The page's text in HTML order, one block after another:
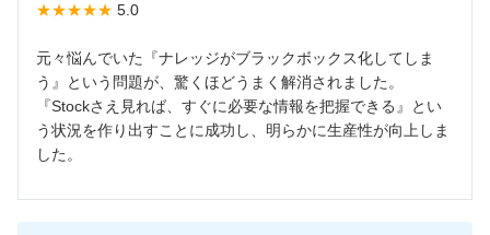
★★★★★ 5.0
元々悩んでいた『ナレッジがブラックボックス化してしま
う』という問題が、驚くほどうまく解消されました。
『Stockさえ見れば、すぐに必要な情報を把握できる』とい
う状況を作り出すことに成功し、明らかに生産性が向上しま
した。